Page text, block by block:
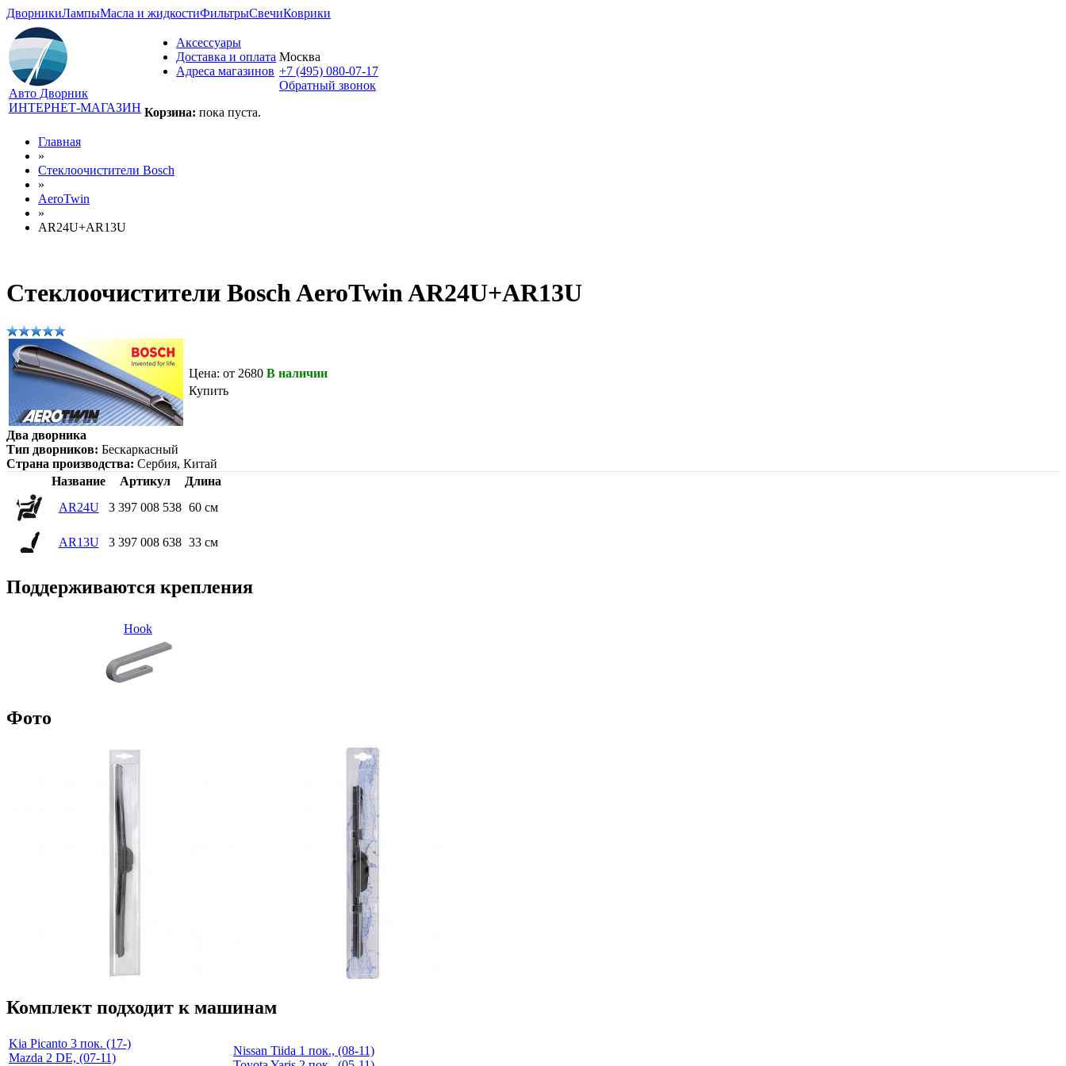
ДворникиЛампыМасла и жидкостиФильтрыСвечиКоврики
Авто Дворник
ИНТЕРНЕТ-МАГАЗИН
Аксессуары
Доставка и оплата
Адреса магазинов
Корзина: пока пуста.
Москва
+7 (495) 080-07-17
Обратный звонок
Главная
»
Стеклоочистители Bosch
»
AeroTwin
»
AR24U+AR13U
Стеклоочистители Bosch AeroTwin AR24U+AR13U
Цена: от 2680 В наличии
Купить
Два дворника
Тип дворников: Бескаркасный
Страна производства: Сербия, Китай
Название
Артикул
Длина
AR24U
3 397 008 538 60 см
AR13U 3 397 008 638 33 см
Поддерживаются крепления
Hook
Фото
Комплект подходит к машинам
Kia Picanto 3 пок. (17-)
Mazda 2 DE, (07-11)
Nissan Tiida 1 пок., (08-11)